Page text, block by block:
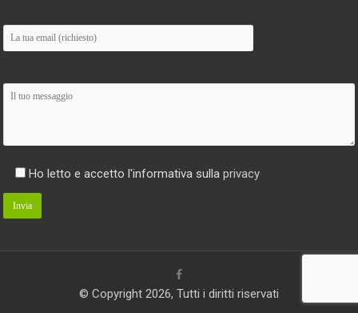
Ho letto e accetto l'informativa sullaprivacy
© Copyright 2026, Tutti i diritti riservati